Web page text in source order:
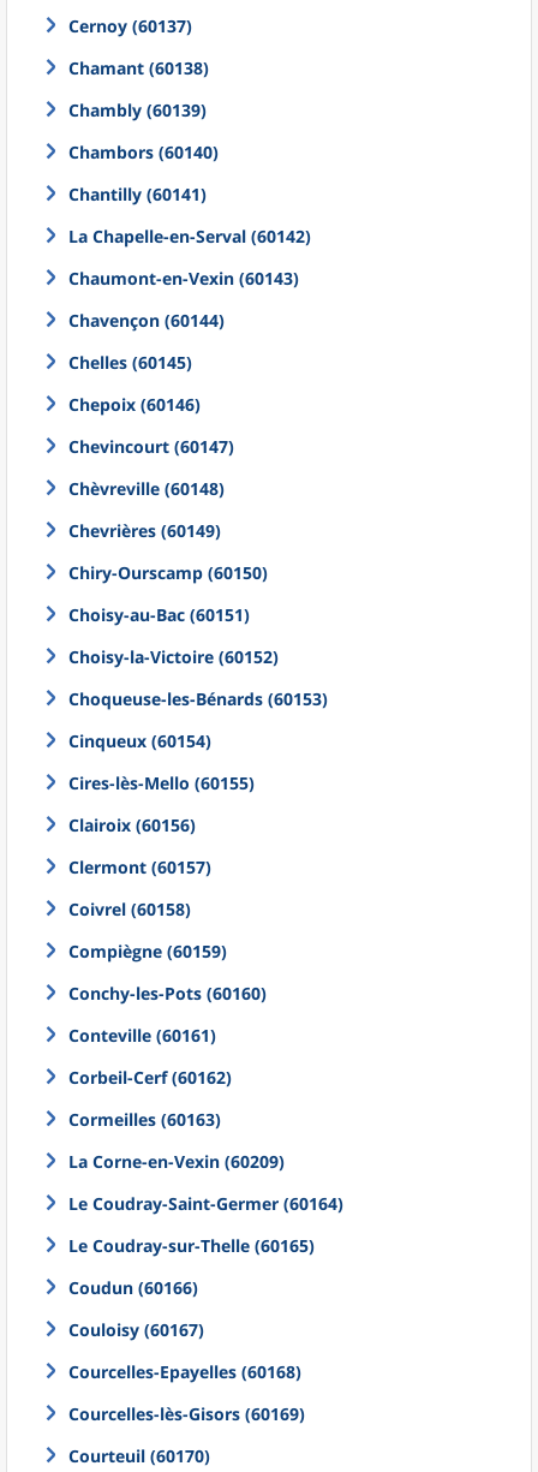
Cernoy (60137)
Chamant (60138)
Chambly (60139)
Chambors (60140)
Chantilly (60141)
La Chapelle-en-Serval (60142)
Chaumont-en-Vexin (60143)
Chavençon (60144)
Chelles (60145)
Chepoix (60146)
Chevincourt (60147)
Chèvreville (60148)
Chevrières (60149)
Chiry-Ourscamp (60150)
Choisy-au-Bac (60151)
Choisy-la-Victoire (60152)
Choqueuse-les-Bénards (60153)
Cinqueux (60154)
Cires-lès-Mello (60155)
Clairoix (60156)
Clermont (60157)
Coivrel (60158)
Compiègne (60159)
Conchy-les-Pots (60160)
Conteville (60161)
Corbeil-Cerf (60162)
Cormeilles (60163)
La Corne-en-Vexin (60209)
Le Coudray-Saint-Germer (60164)
Le Coudray-sur-Thelle (60165)
Coudun (60166)
Couloisy (60167)
Courcelles-Epayelles (60168)
Courcelles-lès-Gisors (60169)
Courteuil (60170)